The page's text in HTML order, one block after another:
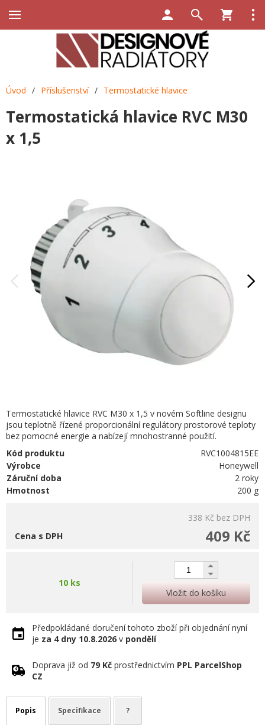
Úvod / Příslušenství / Termostatické hlavice
Termostatická hlavice RVC M30
x 1,5
Termostatické hlavice RVC M30 x 1,5 v novém Softline designu
jsou teplotně řízené proporcionální regulátory prostorové teploty
bez pomocné energie a nabízejí mnohostranné použití.
Kód produktu
RVC1004815EE
Výrobce
Honeywell
Záruční doba
2 roky
Hmotnost
200 g
338 Kč bez DPH
409 Kč
Cena s DPH
10 ks
Vložit do košíku
Předpokládané doručení tohoto zboží při objednání nyní
je za 4 dny 10.8.2026 v pondělí
Doprava již od 79 Kč prostřednictvím PPL ParcelShop
CZ
Popis Specifikace ?